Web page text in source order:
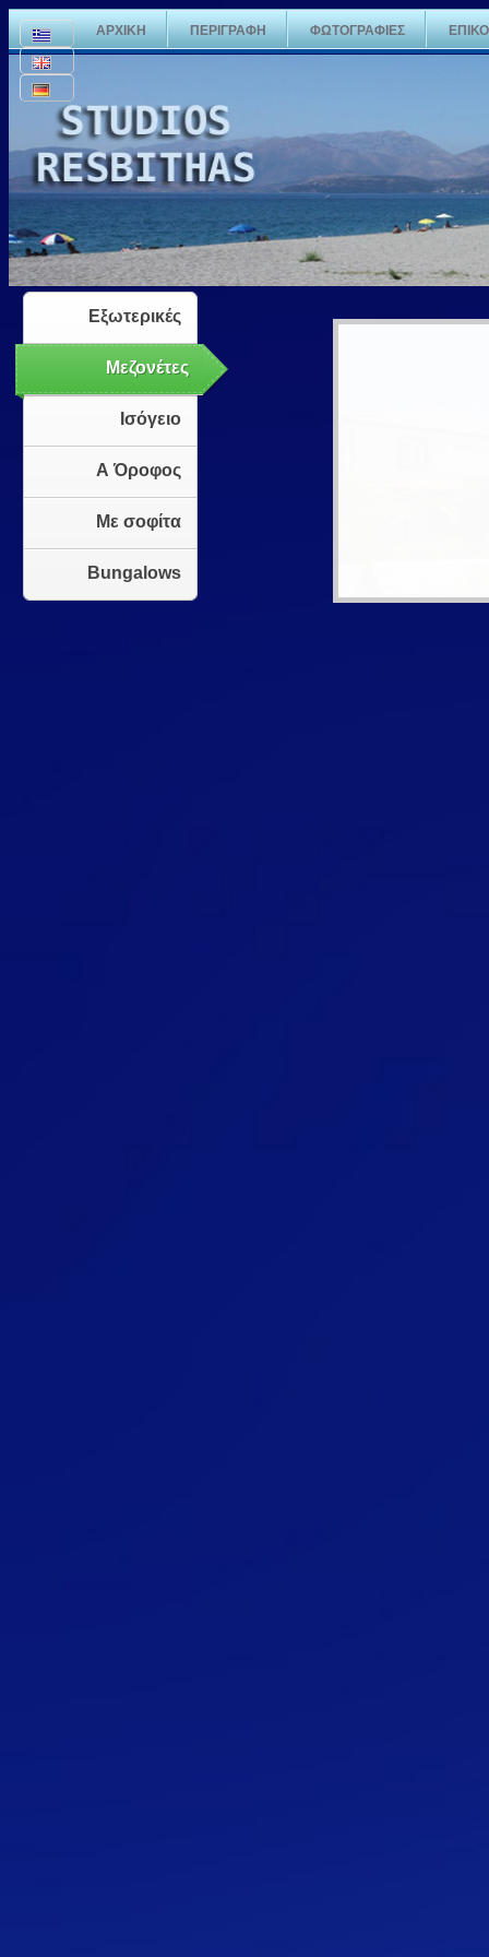
ΑΡΧΙΚΗ ΠΕΡΙΓΡΑΦΗ ΦΩΤΟΓΡΑΦΙΕΣ
Εξωτερικές
Μεζονέτες
Ισόγειο
Α Όροφος
Με σοφίτα
Bungalows